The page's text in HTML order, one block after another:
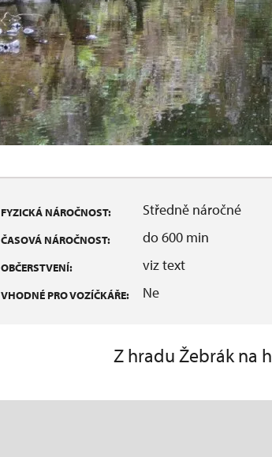
FYZICKÁ NÁROČNOST: Středně náročné
ČASOVÁ NÁROČNOST: do 600 min
OBČERSTVENÍ: viz text
VHODNÉ PRO VOZÍČKÁŘE: Ne
Z hradu Žebrák na